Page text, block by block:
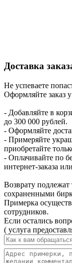
Доставка
Не успеваете
Оформляйте заказ
- Добавляйте в
до 300 000 рублей.
- Оформляйте
- Примеряйте
приобретайте
- Оплачивайте по
интернет-заказа
Возврату подлежат
сохраненными
Примерка
сотрудников.
Если остались
( услуга